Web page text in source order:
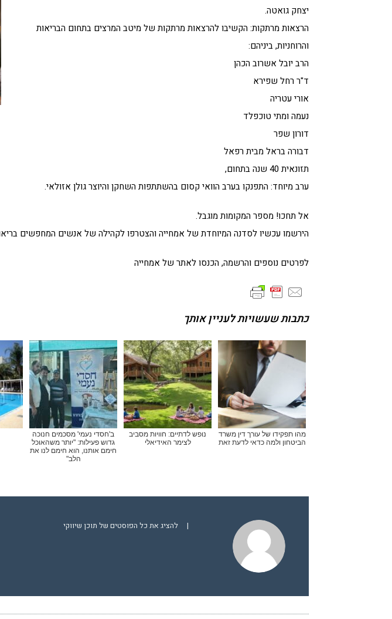
יצחק גואטה.
הרצאות מרתקות: הקשיבו להרצאות מרתקות של מיטב המרצים בתחום הבריאות
והרוחניות, ביניהם:
הרב יובל אשרוב הכהן
ד"ר רחל שפירא
אורי עטריה
נעמה ומתי טוכפלד
דורון שפר
דבורה בראל מבית רפאל
תזונאית 40 שנה בתחום,
ערב מיוחד: התפנקו בערב הוואי קסום בהשתתפות השחקן והיוצר גולן אזולאי.
אל תחכו! מספר המקומות מוגבל.
הירשמו עכשיו לסדנה המיוחדת של אמחייה והצטרפו לקהילה של אנשים המחפשים
לפרטים נוספים והרשמה, הכנסו לאתר של אמחייה
כתבות שעשויות לעניין אותך
מהו תפקידו של עורך דין משרד
הביטחון ולמה כדאי לדעת זאת
נופש לדתיים: חוויות מסביב
לצימר האידיאלי
ב'חסדי נעמי' מסכמים חנוכה
גדוש פעילות: "יותר משהאוכל
חימם אותנו, הוא חימם לנו את
הלב"
| להציג את כל הפוסטים של תוכן שיווקי